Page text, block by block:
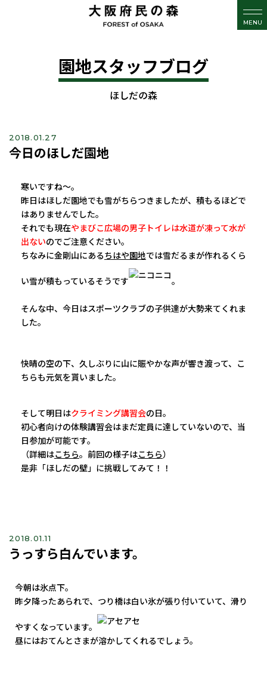
MENU
園地スタッフブログ
ほしだの森
2018.01.27
今日のほしだ園地
寒いですね～。
昨日はほしだ園地でも雪がちらつきましたが、積もるほどで
はありませんでした。
それでも現在やまびこ広場の男子トイレは水道が凍って水が
出ないのでご注意ください。
ちなみに金剛山にあるちはや園地では雪だるまが作れるくら
い雪が積もっているそうです 。
そんな中、今日はスポーツクラブの子供達が大勢来てくれま
した。
快晴の空の下、久しぶりに山に賑やかな声が響き渡って、こ
ちらも元気を貰いました。
そして明日はクライミング講習会の日。
初心者向けの体験講習会はまだ定員に達していないので、当
日参加が可能です。
（詳細はこちら。前回の様子はこちら）
是非「ほしだの壁」に挑戦してみて！！
2018.01.11
うっすら白んでいます。
今朝は氷点下。
昨夕降ったあられで、つり橋は白い氷が張り付いていて、滑り
やすくなっています。
昼にはおてんとさまが溶かしてくれるでしょう。